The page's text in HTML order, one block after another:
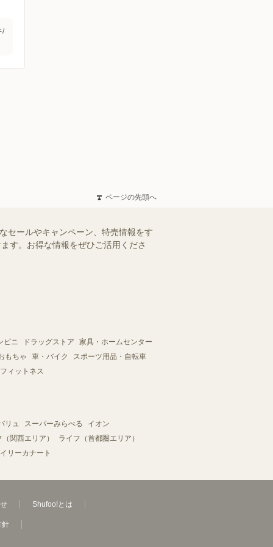
/
ページの先頭へ
セールやキャンペーン、特売情報をす
す。お得な情報をぜひご活用くださ
ビニ ドラッグストア
家具・ホームセンター
もちゃ 車・バイク
スポーツ用品・自転車
ィットネス
リュ スーパーみらべる
イオン
関西エリア）
ライフ（首都圏エリア）
リーカナート
Shufoo!とは
針